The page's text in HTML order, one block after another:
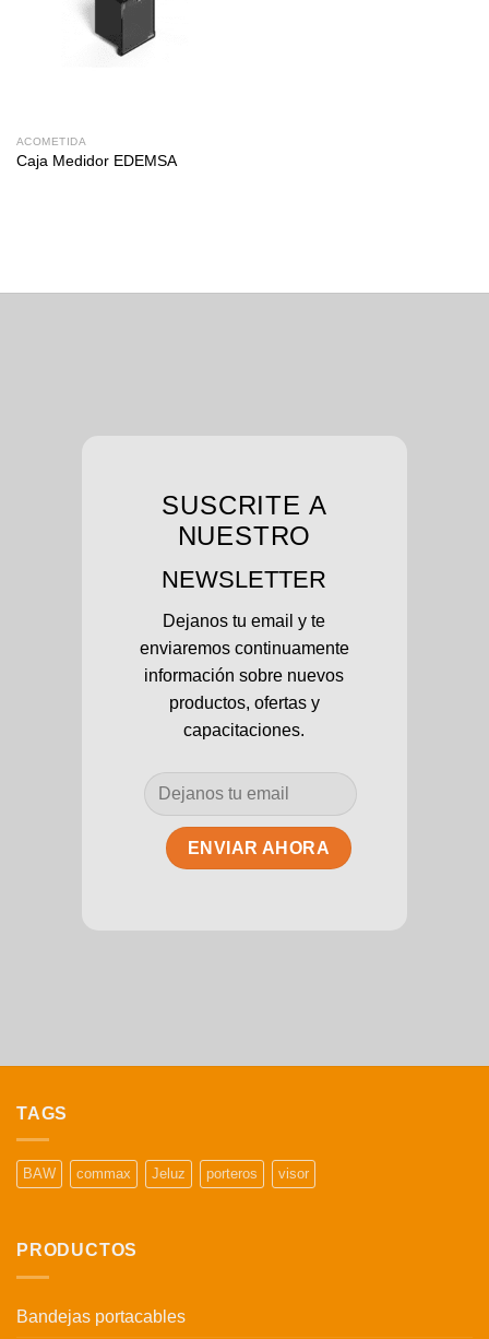
ACOMETIDA
Caja Medidor EDEMSA
SUSCRITE A
NUESTRO
NEWSLETTER
Dejanos tu email y te
enviaremos continuamente
información sobre nuevos
productos, ofertas y
capacitaciones.
TAGS
BAW commax Jeluz porteros visor
PRODUCTOS
Bandejas portacables